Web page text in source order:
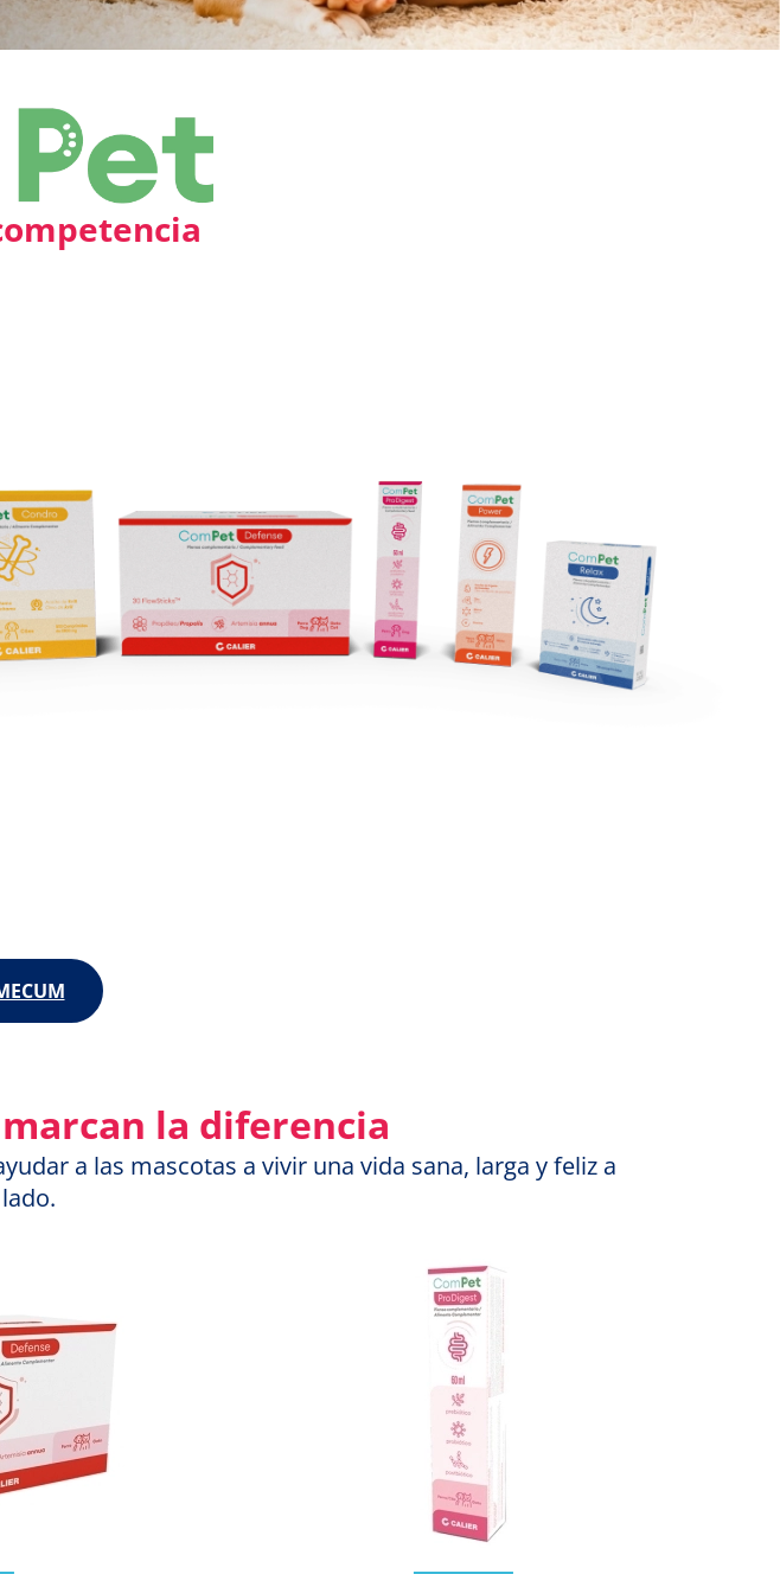
la diferencia
a las mascotas a vivir una vida sana, larga y feliz a